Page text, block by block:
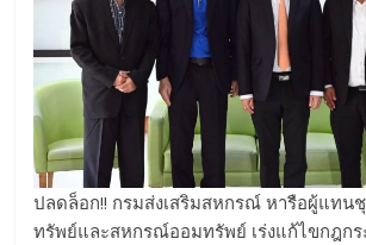
ปลดล็อก!! กรมส่งเสริมสหกรณ์ หารือผู้แท
ทรัพย์และสหกรณ์ออมทรัพย์ เร่งแก้ไขกฎกร